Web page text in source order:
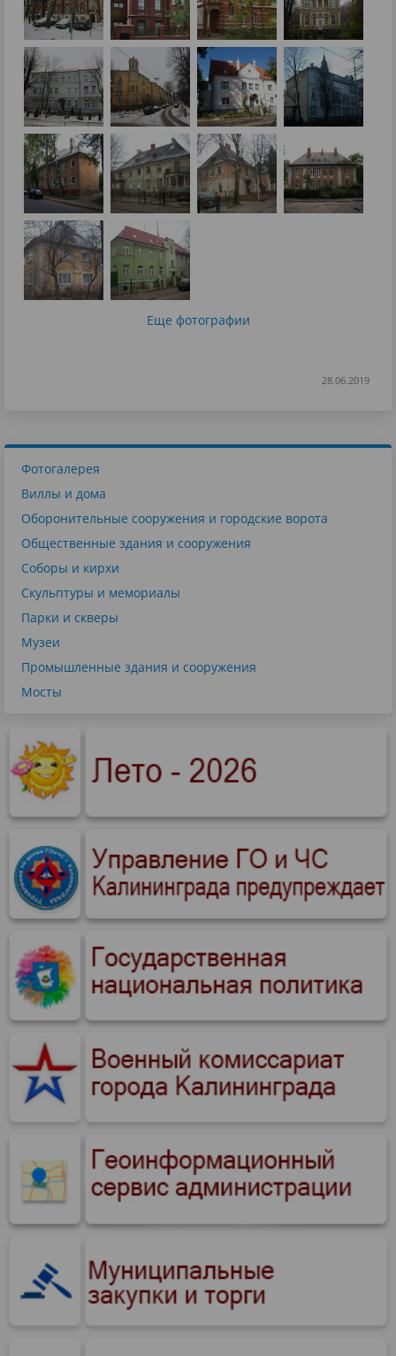
Еще фотографии
28.06.2019
Фотогалерея
Виллы и дома
Оборонительные сооружения и городские ворота
Общественные здания и сооружения
Соборы и кирхи
Скульптуры и мемориалы
Парки и скверы
Музеи
Промышленные здания и сооружения
Мосты